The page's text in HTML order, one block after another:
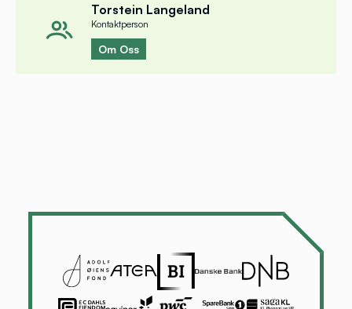
Torstein Langeland
Kontaktperson
Om Oss